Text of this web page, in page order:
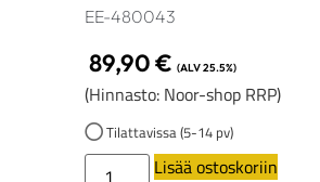
EE-480043
89,90€ (ALV 25.5%)
(Hinnasto: Noor-shop RRP)
Tilattavissa (5-14 pv)
Lisää ostoskoriin